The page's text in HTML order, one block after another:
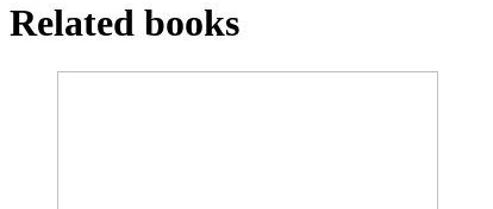
Related books